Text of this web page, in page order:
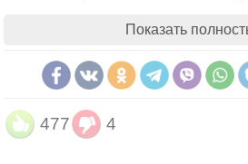
поедания клубней можно
Всё изменил прусский король
гениальный психологический
приказал засадить
Показать
477 4